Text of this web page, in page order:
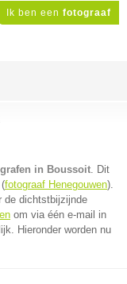
Ik ben een fotograaf
in Boussoit. Dit
fotograaf Henegouwen).
de dichtstbijzijnde
om via één e-mail in
Hieronder worden nu